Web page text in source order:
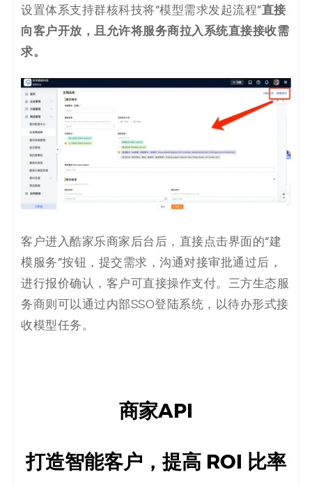
设置体系支持群核科技将“模型需求发起流程”直接
向客户开放，且允许将服务商拉入系统直接接收需
求。
客户进入酷家乐商家后台后，直接点击界面的“建
模服务”按钮，提交需求，沟通对接审批通过后，
进行报价确认，客户可直接操作支付。三方生态服
务商则可以通过内部SSO登陆系统，以待办形式接
收模型任务。
商家API
打造智能客户，提高 ROI 比率